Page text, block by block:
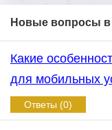
Новые вопросы в
Какие
для мобильных
Ответы (0)